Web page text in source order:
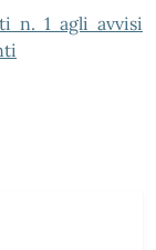
n. 1 agli avvisi